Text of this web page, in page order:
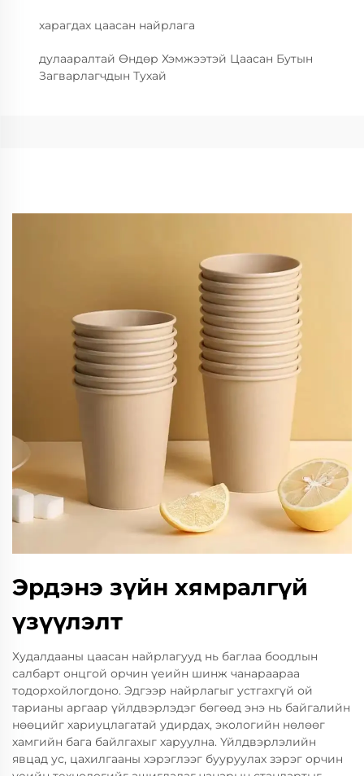
харагдах цаасан найрлага
дулааралтай Өндөр Хэмжээтэй Цаасан Бутын
Загварлагчдын Тухай
Эрдэнэ зүйн хямралгүй
үзүүлэлт
Худалдааны цаасан найрлагууд нь баглаа боодлын
салбарт онцгой орчин үеийн шинж чанараараа
тодорхойлогдоно. Эдгээр найрлагыг устгахгүй ой
тарианы аргаар үйлдвэрлэдэг бөгөөд энэ нь байгалийн
нөөцийг хариуцлагатай удирдах, экологийн нөлөөг
хамгийн бага байлгахыг харуулна. Үйлдвэрлэлийн
явцад ус, цахилгааны хэрэглээг бууруулах зэрэг орчин